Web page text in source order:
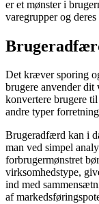
er et mønster i
varegrupper og
Det kræver sporing
brugere anvender dit
konvertere brugere
andre typer
Brugeradfærd kan i
man ved simpel
forbrugermønstret
virksomhedstype,
ind med
af